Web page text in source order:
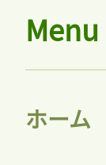
Menu
ホーム